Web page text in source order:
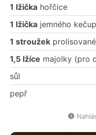
1 lžička hořčice
1 lžička jemného
1 stroužek
1,5 lžíce majolky (pro
sůl
pepř